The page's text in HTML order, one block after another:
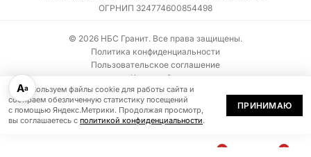
ОГРНИП 324774600854498
© 2026 НБС Гранит. Все права защищены.
Политика конфиденциальности
Пользовательское соглашение
Карта сайта
Информация на сайте не является публичной офертой (ст. 437 ГК РФ)
0 0
Мы используем файлы cookie для работы сайта и
собираем обезличенную статистику посещений
с помощью Яндекс.Метрики. Продолжая просмотр,
вы соглашаетесь с политикой конфиденциальности.
ПРИНИМАЮ
Аа